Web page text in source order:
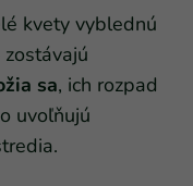
kvety vyblednú
sa, ich rozpad
uvoľňujú